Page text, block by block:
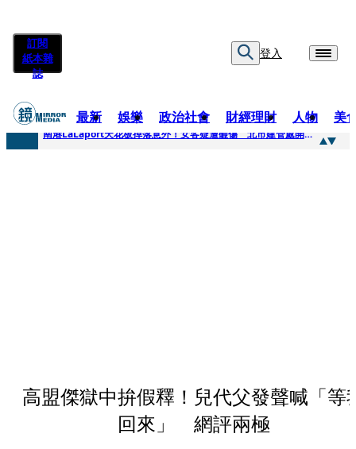
訂閱
紙本雜
誌
登入
最新 娛樂 政治社會 財經理財 人物 美
快訊
南港LaLaport天花板掉落意外！女客疑遭砸傷 北市建管處開罰30萬
高盟傑獄中拚假釋！兒代父發聲喊「等
回來」 網評兩極